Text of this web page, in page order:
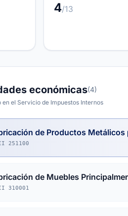
4/13
económicas(4)
en el Servicio de Impuestos Internos
de Productos
251100
de Muebles
310001